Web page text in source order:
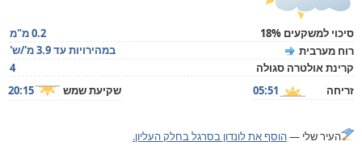
סיכוי למשקעים 18%
0.2 מ"מ
רוח מערבית
במהירויות עד 3.9 מ'/ש'
קרינת אולטרה סגולה
4
זריחה
05:51 שקיעת שמש 20:15
העיר שלי —הוסף את לונדון בסרגל בחלק העליון.